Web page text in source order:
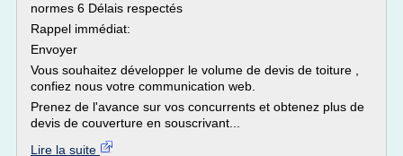
normes 6 Délais respectés
Rappel immédiat:
Envoyer
Vous souhaitez développer le volume de devis de toiture ,
confiez nous votre communication web.
Prenez de l'avance sur vos concurrents et obtenez plus de
devis de couverture en souscrivant...
Lire la suite